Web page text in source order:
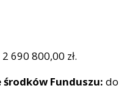
2 690 800,00 zł.
Funduszu: do